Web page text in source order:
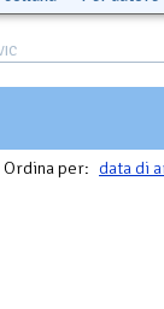
Ordina per: data di